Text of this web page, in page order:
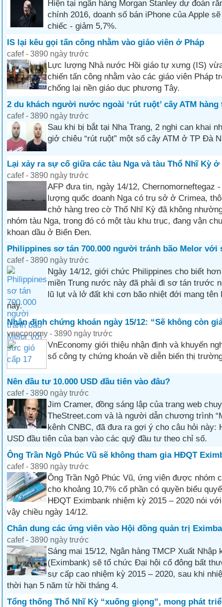
Hiện tại ngân hàng Morgan Stanley dự đoán
chính 2016, doanh số bán iPhone của Apple
chiếc - giảm 5,7%.
IS lại kêu gọi tấn công nhằm vào giáo viên ở Pháp
cafef - 3890 ngày trước
Lực lượng Nhà nước Hồi giáo tự xưng (IS)
chiến tấn công nhằm vào các giáo viên Pháp
chống lại nền giáo dục phương Tây.
2 du khách người nước ngoài ‘rút ruột’ cây ATM
cafef - 3890 ngày trước
Sau khi bị bắt tại Nha Trang, 2 nghi can khai
giở chiêu “rút ruột” một số cây ATM ở TP Đà
Lại xảy ra sự cố giữa các tàu Nga và tàu Thổ Nhĩ Kỳ
cafef - 3890 ngày trước
AFP đưa tin, ngày 14/12, Chernomorneftegaz
lượng quốc doanh Nga có trụ sở ở Crimea,
chở hàng treo cờ Thổ Nhĩ Kỳ đã không
nhóm tàu Nga, trong đó có một tàu khu trục, đang vận
khoan dầu ở Biển Đen.
Philippines sơ tán 700.000 người tránh bão Melor với
cafef - 3890 ngày trước
Ngày 14/12, giới chức Philippines cho biết
miền Trung nước này đã phải đi sơ tán trước
lũ lụt và lở đất khi cơn bão nhiệt đới mang tên
này.
Nhận định chứng khoán ngày 15/12: “Sẽ không còn
vneconomy - 3890 ngày trước
VnEconomy giới thiệu nhận định và khuyến
số công ty chứng khoán về diễn biến thị
Nên đầu tư 10.000 USD đầu tiên vào đâu?
cafef - 3890 ngày trước
Jim Cramer, đồng sáng lập của trang web
TheStreet.com và là người dẫn chương trình
kênh CNBC, đã đưa ra gợi ý cho câu hỏi này:
USD đầu tiên của bạn vào các quỹ đầu tư theo chỉ số.
Ông Trần Ngô Phúc Vũ sẽ không tham gia HĐQT
cafef - 3890 ngày trước
Ông Trần Ngô Phúc Vũ, ứng viên được nhóm
cho khoảng 10,7% cổ phần có quyền biểu
HĐQT Eximbank nhiệm kỳ 2015 – 2020 nói
vậy chiều ngày 14/12.
Chân dung các ứng viên vào Hội đồng quản trị
cafef - 3890 ngày trước
Sáng mai 15/12, Ngân hàng TMCP Xuất Nhập
(Eximbank) sẽ tổ chức Đại hội cổ đông bất
sự cấp cao nhiệm kỳ 2015 – 2020, sau khi
thời hạn 5 năm từ hồi tháng 4.
Tổng thống Thổ Nhĩ Kỳ “xuống giọng”, mong phát